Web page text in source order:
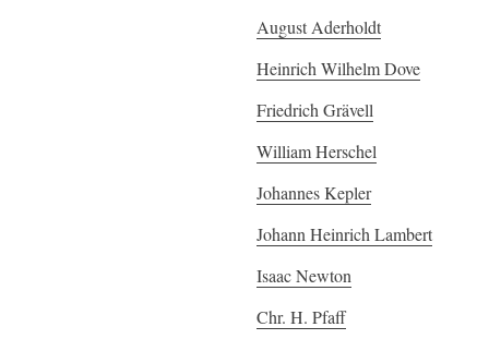
August Aderholdt
Heinrich Wilhelm Dove
Friedrich Grävell
William Herschel
Johannes Kepler
Johann Heinrich Lambert
Isaac Newton
Chr. H. Pfaff